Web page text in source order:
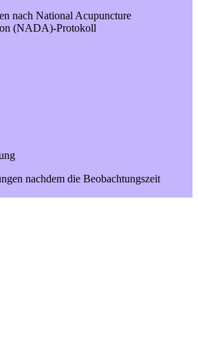
nach National Acupuncture
(NADA)-Protokoll
nachdem die Beobachtungszeit